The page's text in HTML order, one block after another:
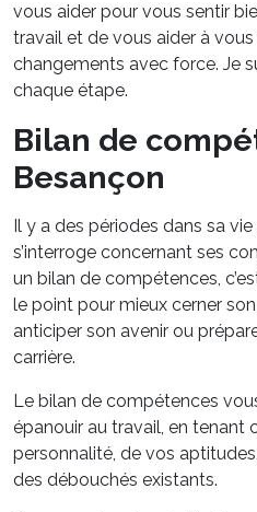
vous aider pour vous sentir
travail et de vous aider à
changements avec force. Je
chaque étape.
Bilan de
Besançon
Il y a des périodes dans sa
s’interroge concernant ses
un bilan de compétences,
le point pour mieux cerner
anticiper son avenir ou
carrière.
Le bilan de compétences
épanouir au travail, en tenant
personnalité, de vos
des débouchés existants.